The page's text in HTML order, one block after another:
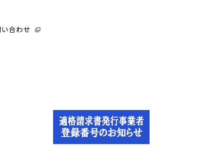
合わせ